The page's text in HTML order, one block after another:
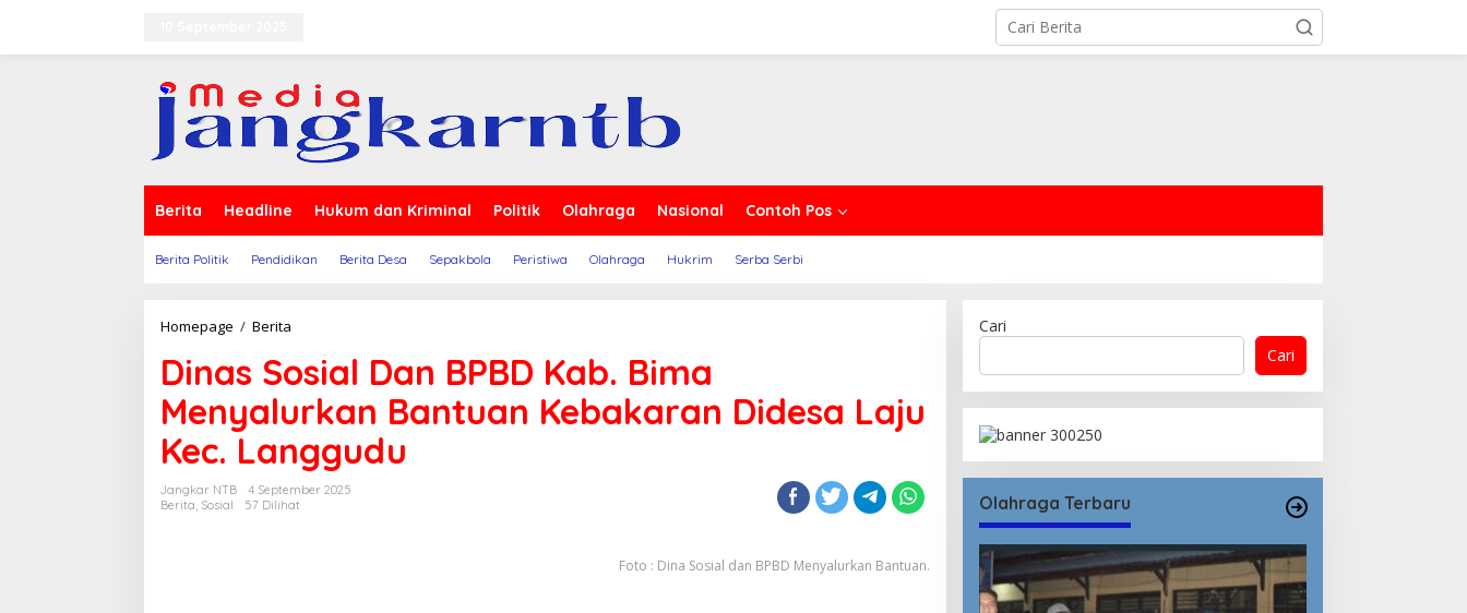
Berita Headline Hukum dan Kriminal Politik Olahraga Nasional Contoh Pos
Berita Politik Pendidikan Berita Desa Sepakbola Peristiwa Olahraga Hukrim Serba Serbi
Homepage / Berita
Dan
BPBD
Kab.
Bima
Menyalurkan
Bantuan
Kebakaran
Didesa
Dinas Sosial Dan BPBD Kab. Bima
Menyalurkan Bantuan Kebakaran Didesa Laju
Kec. Langgudu
Jangkar NTB
4 September 2025
Berita, Sosial 57 Dilihat
Foto : Dina Sosial dan BPBD Menyalurkan Bantuan.
Cari
Cari
Olahraga Terbaru